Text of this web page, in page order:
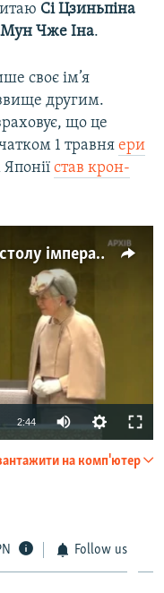
Сі Цзиньпіна
Мун Чже Іна.
своє ім’я
другим.
що це
1 травня ери
став крон-
Церемонія зречення від престолу імператора Японії Акіхіто – відео
available
2:44
на комп'ютер
Follow us